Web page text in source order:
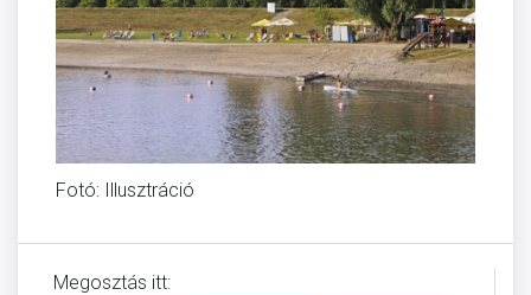
Fotó: Illusztráció
Megosztás itt: